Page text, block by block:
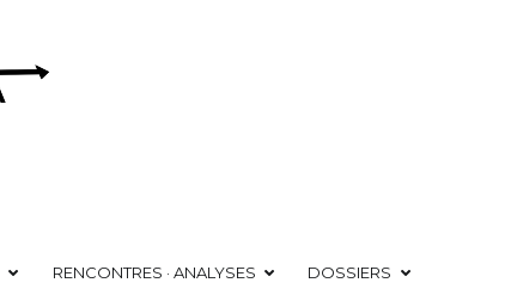
RENCONTRES · ANALYSES DOSSIERS